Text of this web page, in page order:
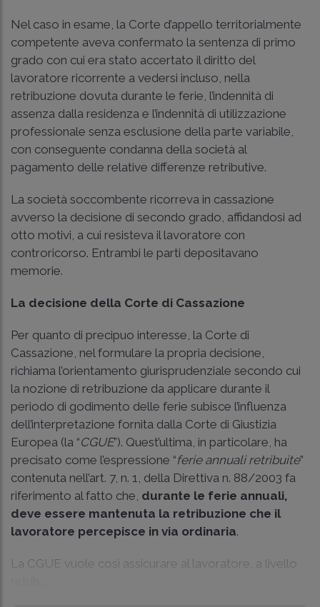
Nel caso in esame, la Corte d’appello territorialmente
competente aveva confermato la sentenza di primo
grado con cui era stato accertato il diritto del
lavoratore ricorrente a vedersi incluso, nella
retribuzione dovuta durante le ferie, l’indennità di
assenza dalla residenza e l’indennità di utilizzazione
professionale senza esclusione della parte variabile,
con conseguente condanna della società al
pagamento delle relative differenze retributive.
La società soccombente ricorreva in cassazione
avverso la decisione di secondo grado, affidandosi ad
otto motivi, a cui resisteva il lavoratore con
controricorso. Entrambi le parti depositavano
memorie.
La decisione della Corte di Cassazione
Per quanto di precipuo interesse, la Corte di
Cassazione, nel formulare la propria decisione,
richiama l’orientamento giurisprudenziale secondo cui
la nozione di retribuzione da applicare durante il
periodo di godimento delle ferie subisce l’influenza
dell’interpretazione fornita dalla Corte di Giustizia
Europea (la “CGUE”). Quest’ultima, in particolare, ha
precisato come l’espressione “ferie annuali retribuite”
contenuta nell’art. 7, n. 1, della Direttiva n. 88/2003 fa
riferimento al fatto che, durante le ferie annuali,
deve essere mantenuta la retribuzione che il
lavoratore percepisce in via ordinaria.
La CGUE vuole così assicurare al lavoratore, a livello